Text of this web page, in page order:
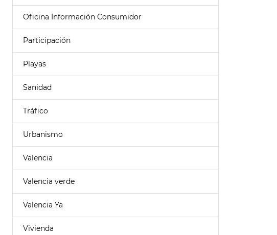
Oficina Información Consumidor
Participación
Playas
Sanidad
Tráfico
Urbanismo
Valencia
Valencia verde
Valencia Ya
Vivienda